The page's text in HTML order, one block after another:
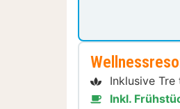
Inklusive
Inkl.